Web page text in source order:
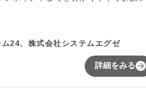
24、株式会社システムエグゼ
詳細をみる